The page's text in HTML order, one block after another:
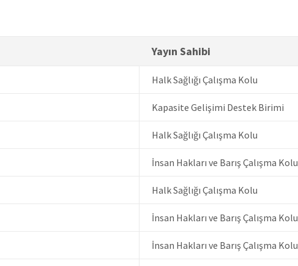
Yayın Sahibi
Halk Sağlığı Çalışma Kolu
Kapasite Gelişimi Destek Birimi
Halk Sağlığı Çalışma Kolu
İnsan Hakları ve Barış Çalışma Kolu
Halk Sağlığı Çalışma Kolu
İnsan Hakları ve Barış Çalışma Kolu
İnsan Hakları ve Barış Çalışma Kolu